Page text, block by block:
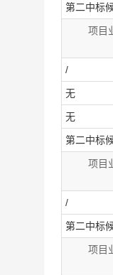
第二中标
项目
/
无
无
第二中标
项目
/
第二中标
项目